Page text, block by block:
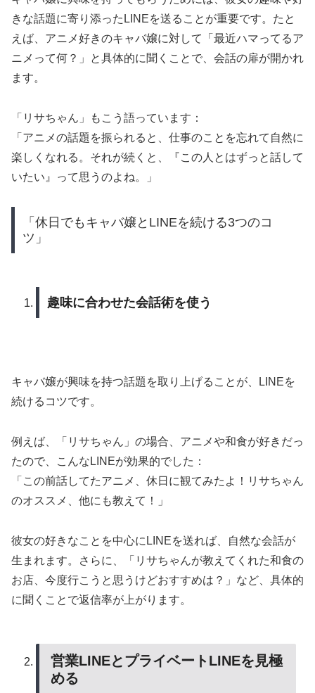
きな話題に寄り添ったLINEを送ることが重要です。たと
えば、アニメ好きのキャバ嬢に対して「最近ハマってるア
ニメって何？」と具体的に聞くことで、会話の扉が開かれ
ます。
「リサちゃん」もこう語っています：
「アニメの話題を振られると、仕事のことを忘れて自然に
楽しくなれる。それが続くと、『この人とはずっと話して
いたい』って思うのよね。」
「休日でもキャバ嬢とLINEを続ける3つのコ
ツ」
趣味に合わせた会話術を使う
キャバ嬢が興味を持つ話題を取り上げることが、LINEを
続けるコツです。
例えば、「リサちゃん」の場合、アニメや和食が好きだっ
たので、こんなLINEが効果的でした：
「この前話してたアニメ、休日に観てみたよ！リサちゃん
のオススメ、他にも教えて！」
彼女の好きなことを中心にLINEを送れば、自然な会話が
生まれます。さらに、「リサちゃんが教えてくれた和食の
お店、今度行こうと思うけどおすすめは？」など、具体的
に聞くことで返信率が上がります。
営業LINEとプライベートLINEを見極
める